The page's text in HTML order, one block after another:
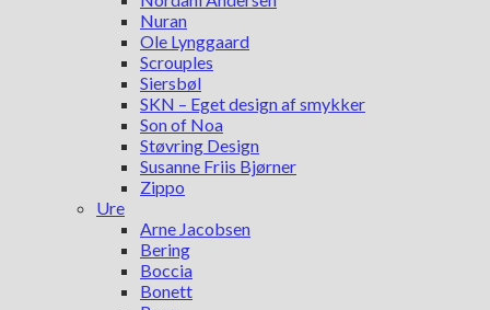
Nuran
Ole Lynggaard
Scrouples
Siersbøl
SKN – Eget design af smykker
Son of Noa
Støvring Design
Susanne Friis Bjørner
Zippo
Ure
Arne Jacobsen
Bering
Boccia
Bonett